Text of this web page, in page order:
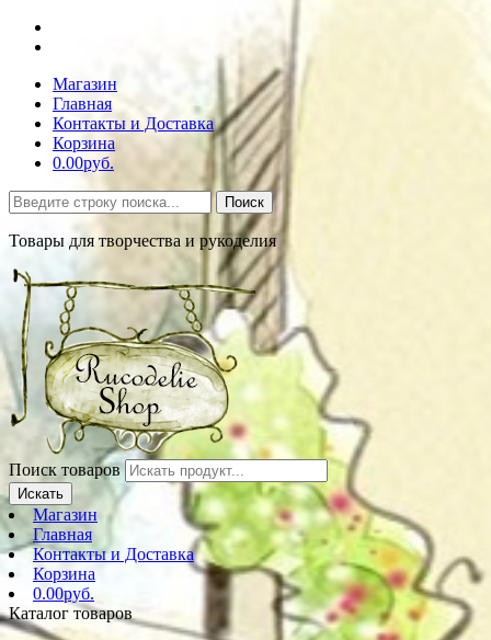
Магазин
Главная
Контакты и Доставка
Корзина
0.00руб.
Поиск
Товары для творчества и рукоделия
Поиск товаров
Искать
Магазин
Главная
Контакты и Доставка
Корзина
0.00руб.
Каталог товаров